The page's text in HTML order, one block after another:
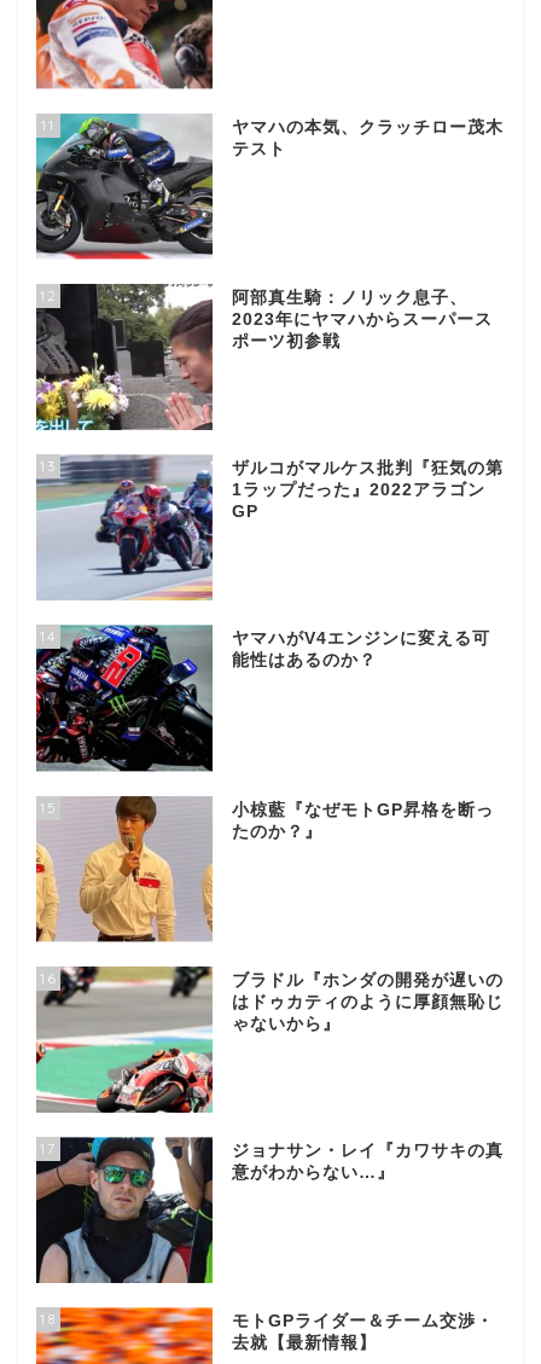
11
ヤマハの本気、クラッチロー茂木
テスト
12
阿部真生騎：ノリック息子、
2023年にヤマハからスーパース
ポーツ初参戦
13
ザルコがマルケス批判『狂気の第
1ラップだった』2022アラゴン
GP
14
ヤマハがV4エンジンに変える可
能性はあるのか？
15
小椋藍『なぜモトGP昇格を断っ
たのか？』
16
ブラドル『ホンダの開発が遅いの
はドゥカティのように厚顔無恥じ
ゃないから』
17
ジョナサン・レイ『カワサキの真
意がわからない…』
18
モトGPライダー＆チーム交渉・
去就【最新情報】